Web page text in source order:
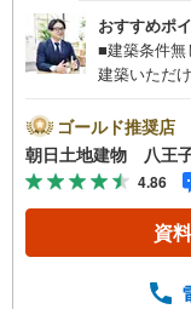
おすすめポ
■建築条件無
建築いただ
子様の通学
バザール会
用意してお
来場くださ
にお問合せ
たことのな
ご案内時に
ゴールド推奨店
朝日土地建物 八王
4.86
資